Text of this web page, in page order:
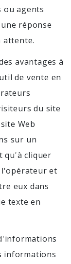
ou agents
réponse
attente.
avantages à
de vente en
du site
Web
sur un
qu'à cliquer
et
eux dans
texte en
informations